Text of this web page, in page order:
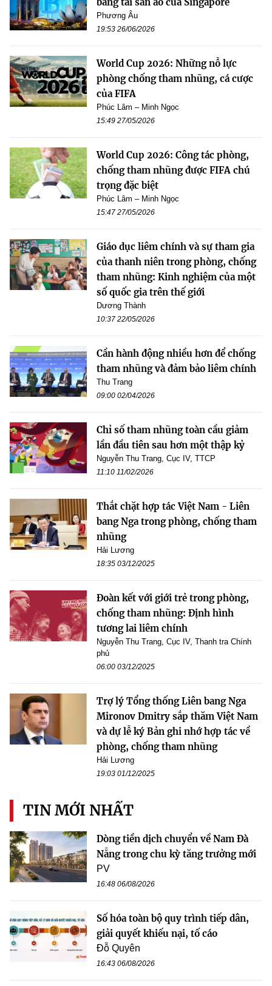
Phương Âu
19:53 26/06/2026
World Cup 2026: Những nỗ lực
phòng chống tham nhũng, cá cược
của FIFA
Phúc Lâm – Minh Ngọc
15:49 27/05/2026
World Cup 2026: Công tác phòng,
chống tham nhũng được FIFA chú
trọng đặc biệt
Phúc Lâm – Minh Ngọc
15:47 27/05/2026
Giáo dục liêm chính và sự tham gia
của thanh niên trong phòng, chống
tham nhũng: Kinh nghiệm của một
số quốc gia trên thế giới
Dương Thành
10:37 22/05/2026
Cần hành động nhiều hơn để chống
tham nhũng và đảm bảo liêm chính
Thu Trang
09:00 02/04/2026
Chỉ số tham nhũng toàn cầu giảm
lần đầu tiên sau hơn một thập kỷ
Nguyễn Thu Trang, Cục IV, TTCP
11:10 11/02/2026
Thắt chặt hợp tác Việt Nam - Liên
bang Nga trong phòng, chống tham
nhũng
Hải Lương
18:35 03/12/2025
Đoàn kết với giới trẻ trong phòng,
chống tham nhũng: Định hình
tương lai liêm chính
Nguyễn Thu Trang, Cục IV, Thanh tra Chính
phủ
06:00 03/12/2025
Trợ lý Tổng thống Liên bang Nga
Mironov Dmitry sắp thăm Việt Nam
và dự lễ ký Bản ghi nhớ hợp tác về
phòng, chống tham nhũng
Hải Lương
19:03 01/12/2025
TIN MỚI NHẤT
Dòng tiền dịch chuyển về Nam Đà
Nẵng trong chu kỳ tăng trưởng mới
PV
16:48 06/08/2026
Số hóa toàn bộ quy trình tiếp dân,
giải quyết khiếu nại, tố cáo
Đỗ Quyên
16:43 06/08/2026